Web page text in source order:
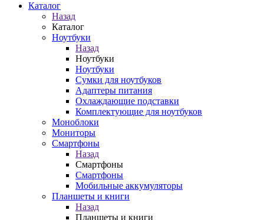
Каталог
Назад
Каталог
Ноутбуки
Назад
Ноутбуки
Ноутбуки
Сумки для ноутбуков
Адаптеры питания
Охлаждающие подставки
Комплектующие для ноутбуков
Моноблоки
Мониторы
Смартфоны
Назад
Смартфоны
Смартфоны
Мобильные аккумуляторы
Планшеты и книги
Назад
Планшеты и книги